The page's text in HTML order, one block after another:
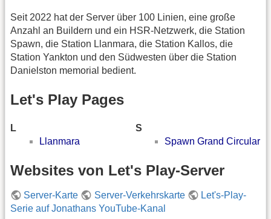
Seit 2022 hat der Server über 100 Linien, eine große
Anzahl an Buildern und ein HSR-Netzwerk, die Station
Spawn, die Station Llanmara, die Station Kallos, die
Station Yankton und den Südwesten über die Station
Danielston memorial bedient.
Let's Play Pages
L
Llanmara
S
Spawn Grand Circular
Websites von Let's Play-Server
Server-Karte Server-Verkehrskarte
Let's-Play-
Serie auf Jonathans YouTube-Kanal